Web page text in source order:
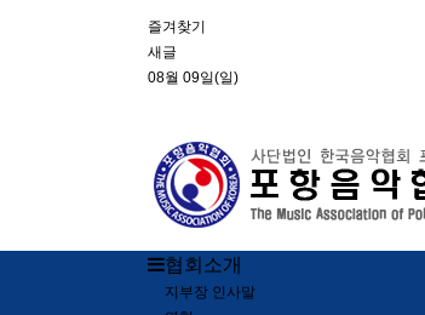
즐겨찾기
새글
08월 09일(일)
협회소개
지부장 인사말